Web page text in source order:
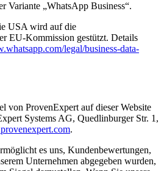
Variante „WhatsApp Business“.
USA wird auf die
EU-Kommission gestützt. Details
legal/business-data-
von ProvenExpert auf dieser Website
Systems AG, Quedlinburger Str. 1,
.
es uns, Kundenbewertungen,
Unternehmen abgegeben wurden,